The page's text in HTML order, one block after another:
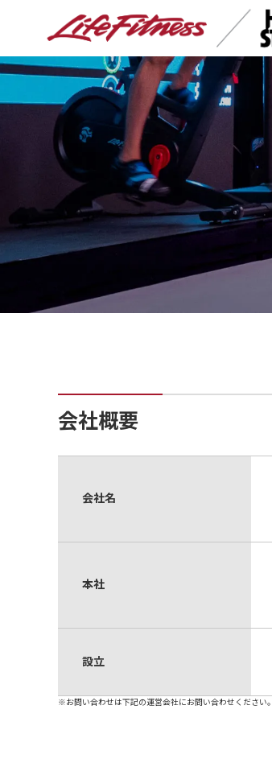
会社概要
会社名
本社
設立
※お問い合わせは下記の運営会社にお問い合わせください。